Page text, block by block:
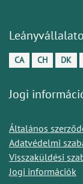
CA CH DK
Jogi
Általános
Adatvédelmi
Visszaküldési
Jogi információk